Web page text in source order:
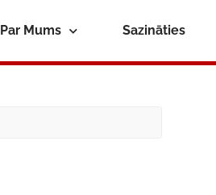
Par Mums Sazināties